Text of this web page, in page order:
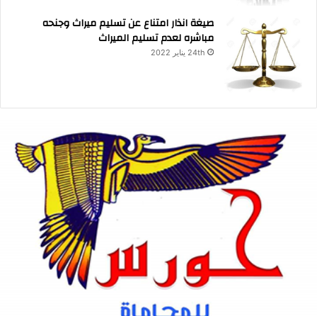
صيغة انذار امتناع عن تسليم ميراث وجنحه
مباشره لعدم تسليم الميراث
24th يناير 2022